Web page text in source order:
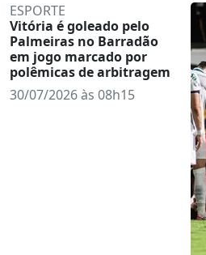
ESPORTE
Vitória é goleado pelo
Palmeiras no Barradão
em jogo marcado por
polêmicas de arbitragem
30/07/2026 às 08h15